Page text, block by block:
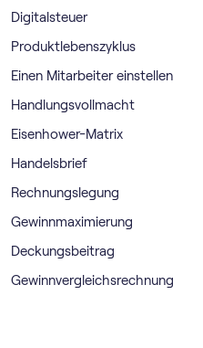
Digitalsteuer
Produktlebenszyklus
Einen Mitarbeiter einstellen
Handlungsvollmacht
Eisenhower-Matrix
Handelsbrief
Rechnungslegung
Gewinnmaximierung
Deckungsbeitrag
Gewinnvergleichsrechnung